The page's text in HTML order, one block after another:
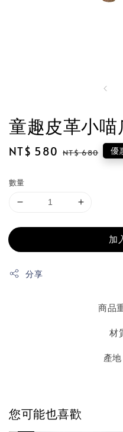
童趣皮革小
Sale
NT$ 580 Regular
NT$ 680 優
數量
加
分享
商品
材
產
您可能也喜歡